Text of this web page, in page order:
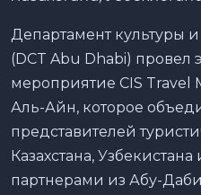
Департамент культуры
(DCT Abu Dhabi) провел
мероприятие CIS Travel
Аль-Айн, которое
представителей
Казахстана,
партнерами из Абу-